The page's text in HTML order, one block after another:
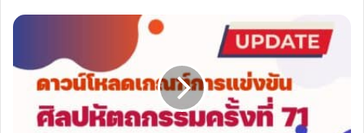
ประจำ
เฟส
ดาวน์โหลด
แข่งขัน
หัตถกรรม